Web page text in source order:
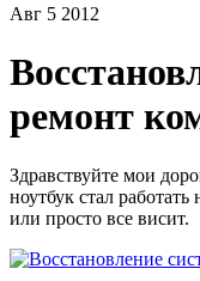
Авг 5 2012
ремонт
Здравствуйте мои
ноутбук стал
или просто все висит.